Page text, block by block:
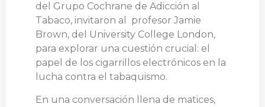
del Grupo Cochrane de Adicción al
Tabaco, invitaron al profesor Jamie
Brown, del University College London,
para explorar una cuestión crucial: el
papel de los cigarrillos electrónicos en la
lucha contra el tabaquismo.
En una conversación llena de matices,